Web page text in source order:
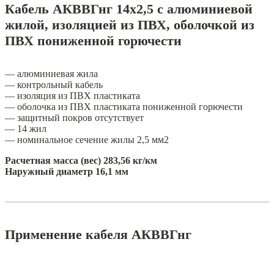
Кабель АКВВГнг 14х2,5 с алюминиевой
жилой, изоляцией из ПВХ, оболочкой из
ПВХ пониженной горючести
— алюминиевая жила
— контрольный кабель
— изоляция из ПВХ пластиката
— оболочка из ПВХ пластиката пониженной горючести
— защитный покров отсутствует
— 14 жил
— номинальное сечение жилы 2,5 мм2
Расчетная масса (вес) 283,56 кг/км
Наружный диаметр 16,1 мм
Применение кабеля АКВВГнг